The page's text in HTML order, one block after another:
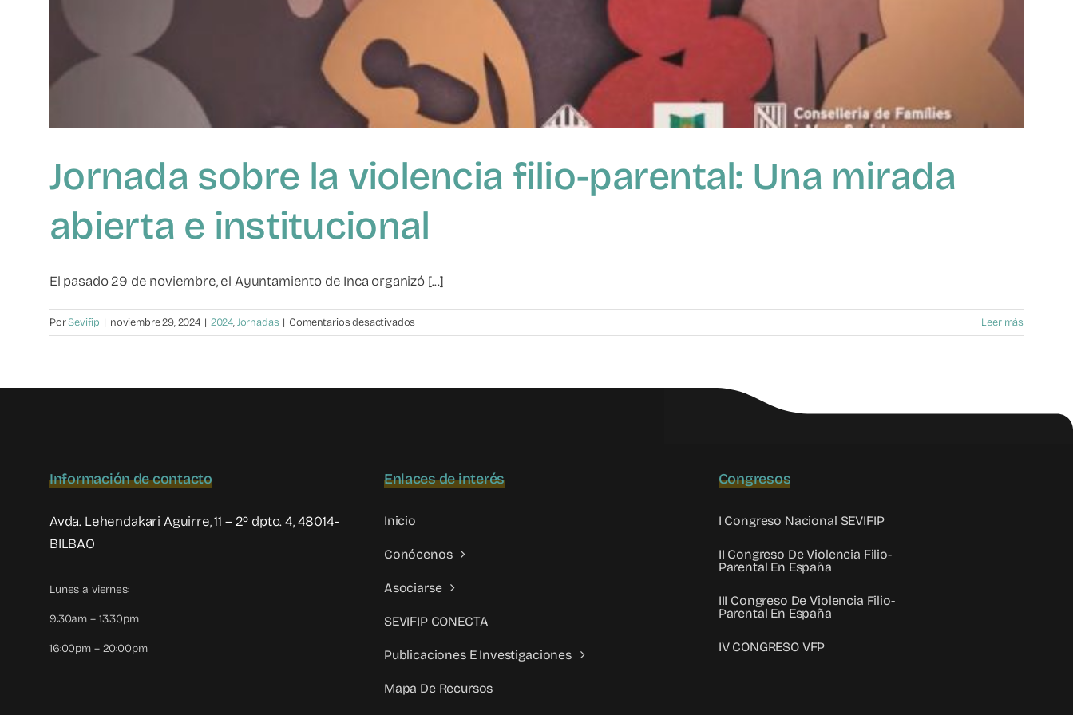
Jornada sobre la violencia filio-parental: Una mirada
abierta e institucional
El pasado 29 de noviembre, el Ayuntamiento de Inca organizó [...]
PorSevifip | noviembre 29, 2024 | 2024,Jornadas | Comentarios desactivadosen
Jornada
violencia
abierta
Leer más
Información de contacto
Avda. Lehendakari Aguirre, 11 – 2º dpto. 4, 48014-
BILBAO
Lunes a viernes:
9:30am – 13:30pm
16:00pm – 20:00pm
Enlaces de interés
Inicio
Conócenos
Asociarse
SEVIFIP CONECTA
Publicaciones E Investigaciones
Mapa De Recursos
Congresos
I Congreso Nacional SEVIFIP
II Congreso De Violencia Filio-
Parental En España
III Congreso De Violencia Filio-
Parental En España
IV CONGRESO VFP